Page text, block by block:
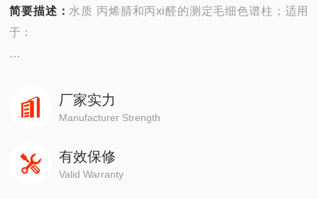
简要描述： 水质 丙烯腈和丙xi醛的测定毛细色谱柱；适用
于：
4890,5890,6890,7820,7890,8860,8890
赛默飞1310,1300,1610,1600
厂家实力
Manufacturer Strength
有效保修
Valid Warranty